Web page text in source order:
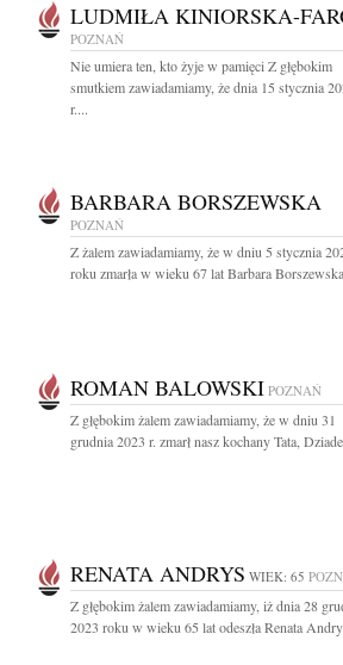
LUDMIŁA KINIORSKA-
POZNAŃ
Nie umiera ten, kto żyje w pamięci Z głębokim
smutkiem zawiadamiamy, że dnia 15 stycznia
r....
BARBARA BORSZEWSKA
POZNAŃ
Z żalem zawiadamiamy, że w dniu 5 stycznia
roku zmarła w wieku 67 lat Barbara
ROMAN BALOWSKI POZNAŃ
Z głębokim żalem zawiadamiamy, że w dniu 31
grudnia 2023 r. zmarł nasz kochany Tata,
RENATA ANDRYS WIEK: 65
Z głębokim żalem zawiadamiamy, iż dnia 28
2023 roku w wieku 65 lat odeszła Renata